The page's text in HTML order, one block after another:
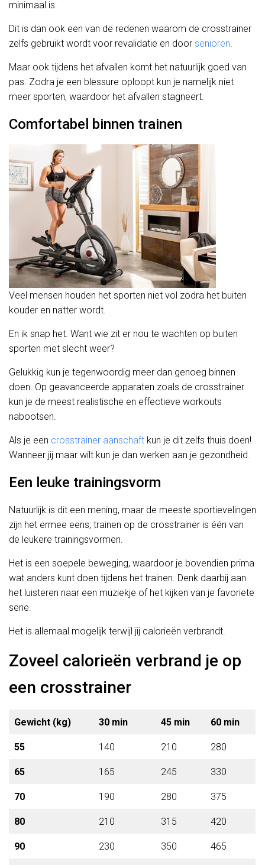
minimaal is.
Dit is dan ook een van de redenen waarom de crosstrainer
zelfs gebruikt wordt voor revalidatie en door senioren.
Maar ook tijdens het afvallen komt het natuurlijk goed van
pas. Zodra je een blessure oploopt kun je namelijk niet
meer sporten, waardoor het afvallen stagneert.
Comfortabel binnen trainen
Veel mensen houden het sporten niet vol zodra het buiten
kouder en natter wordt.
En ik snap het. Want wie zit er nou te wachten op buiten
sporten met slecht weer?
Gelukkig kun je tegenwoordig meer dan genoeg binnen
doen. Op geavanceerde apparaten zoals de crosstrainer
kun je de meest realistische en effectieve workouts
nabootsen.
Als je een crosstrainer aanschaft kun je dit zelfs thuis doen!
Wanneer jij maar wilt kun je dan werken aan je gezondheid.
Een leuke trainingsvorm
Natuurlijk is dit een mening, maar de meeste sportievelingen
zijn het ermee eens; trainen op de crosstrainer is één van
de leukere trainingsvormen.
Het is een soepele beweging, waardoor je bovendien prima
wat anders kunt doen tijdens het trainen. Denk daarbij aan
het luisteren naar een muziekje of het kijken van je favoriete
serie.
Het is allemaal mogelijk terwijl jij calorieën verbrandt.
Zoveel calorieën verbrand je op
een crosstrainer
Gewicht (kg) 30 min 45 min 60 min
55 140 210 280
65 165 245 330
70 190 280 375
80 210 315 420
90 230 350 465